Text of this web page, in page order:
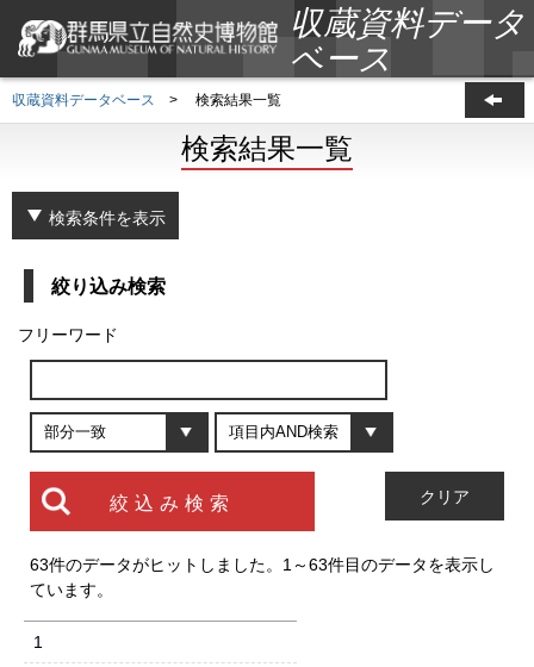
収蔵資料データ
ベース
収蔵資料データベース > 検索結果一覧
検索結果一覧
検索条件を表示
絞り込み検索
フリーワード
63件のデータがヒットしました。1～63件目のデータを表示し
ています。
1